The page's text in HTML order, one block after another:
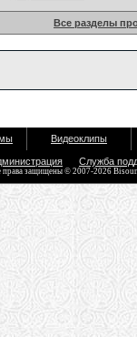
Все разделы
Видеоклипы
Служба
права защищены © 2007-2026